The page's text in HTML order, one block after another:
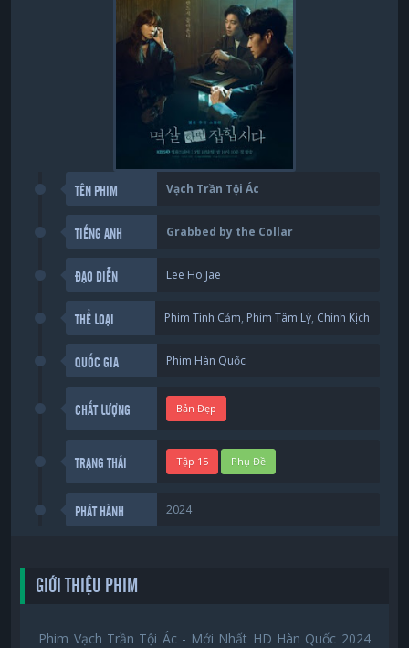
TÊN PHIM Vạch Trần Tội Ác
TIẾNG ANH Grabbed by the Collar
ĐẠO DIỄN Lee Ho Jae
THỂ LOẠI Phim Tình Cảm, Phim Tâm Lý, Chính Kịch
QUỐC GIA Phim Hàn Quốc
CHẤT LƯỢNG Bản Đẹp
TRẠNG THÁI Tập 15 Phụ Đề
PHÁT HÀNH 2024
GIỚI THIỆU PHIM
Phim Vạch Trần Tội Ác - Mới Nhất HD Hàn Quốc 2024